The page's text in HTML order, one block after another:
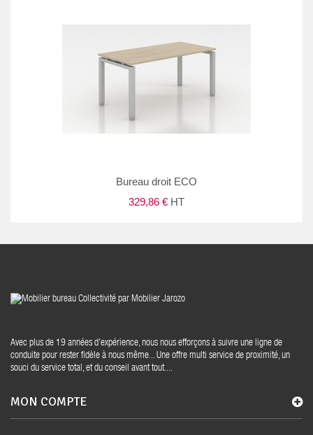
Bureau droit ECO
329,86 € HT
Avec plus de 19 années d’expérience, nous nous efforçons à suivre une ligne de
conduite pour rester fidèle à nous même... Une offre multi service de proximité, un
souci du service total, et du conseil avant tout....
MON COMPTE